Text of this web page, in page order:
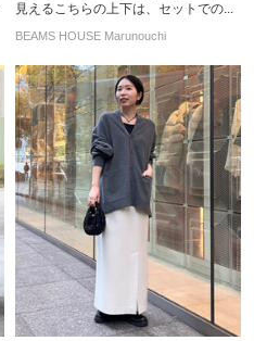
見えるこちらの上下は、セットでの...
BEAMS HOUSE Marunouchi